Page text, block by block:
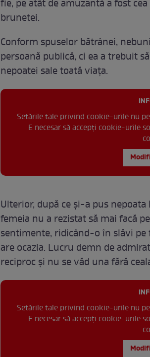
fie, pe atât de amuzantă a fost
brunetei.
Conform spuselor bătrânei,
persoană publică, ci ea a trebuit
nepoatei sale toată viața.
Setările tale privind cookie-urile nu
E necesar să accepți cookie-urile
Ulterior, după ce și-a pus
femeia nu a rezistat să mai facă
sentimente, ridicând-o în slăvi pe
are ocazia. Lucru demn de
reciproc și nu se văd una fără
Setările tale privind cookie-urile nu
E necesar să accepți cookie-urile